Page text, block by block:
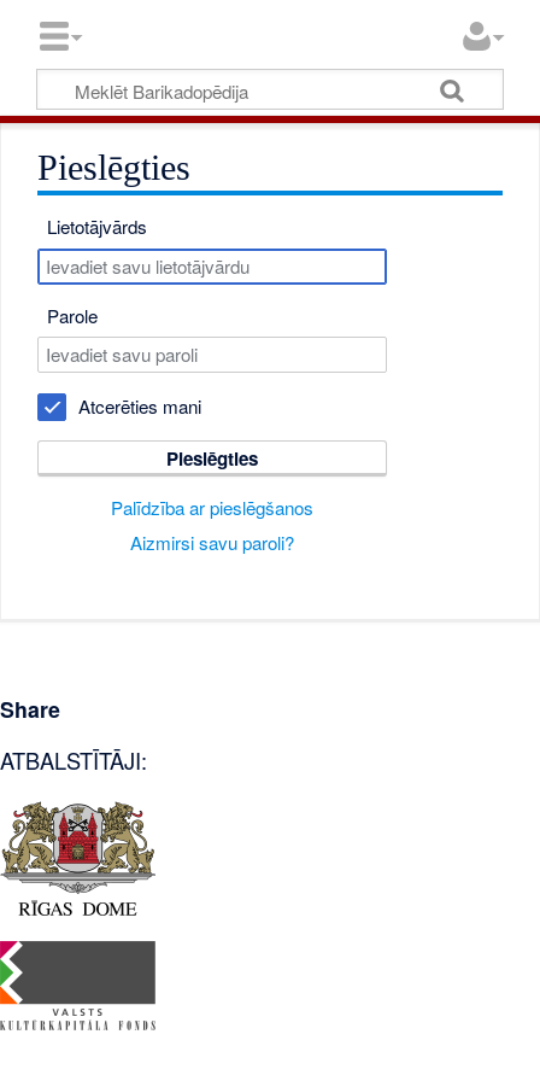
Pieslēgties
Lietotājvārds
Parole
Atcerēties mani
Pieslēgties
Palīdzība ar pieslēgšanos
Aizmirsi savu paroli?
Share
ATBALSTĪTĀJI: